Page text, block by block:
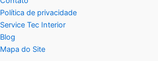
Política de privacidade
Service Tec Interior
Blog
Mapa do Site